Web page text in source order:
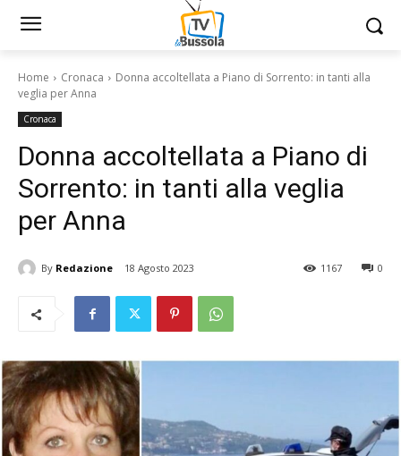
Home Cronaca
Donna accoltellata a Piano di Sorrento: in tanti alla
veglia per Anna
Cronaca
Donna accoltellata a Piano di
Sorrento: in tanti alla veglia
per Anna
By Redazione 18 Agosto 2023 0
1167